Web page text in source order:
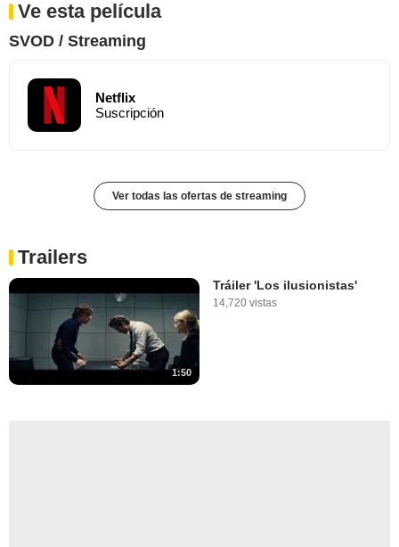
Ve esta película
SVOD / Streaming
Netflix
Suscripción
Ver todas las ofertas de streaming
Trailers
1:50
Tráiler 'Los ilusionistas'
14,720 vistas